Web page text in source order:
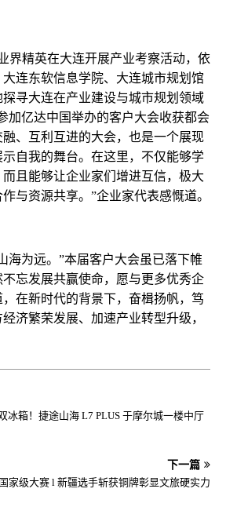
界精英在大连开展产业考察活动，依
连东软信息学院、大连城市规划馆
寻大连在产业建设与城市规划领域
加亿达中国举办的客户大会收获都会
、互利互进的大会，也是一个展现
自我的舞台。在这里，不仅能够学
且能够让企业家们增进互信，极大
与资源共享。”企业家代表感慨道。
海为远。”本届客户大会虽已落下帷
忘发展共赢使命，愿与更多优秀企
在新时代的背景下，奋楫扬帆，笃
济繁荣发展、加速产业转型升级，
冰箱！捷途山海 L7 PLUS 于摩尔城一楼中厅
下一篇
国家级大赛 l 新疆选手斩获铜牌彰显文旅硬实力